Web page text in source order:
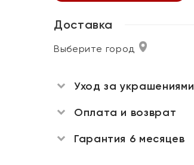
Доставка
Выберите город
Уход за украшениями
Оплата и возврат
Гарантия 6 месяцев